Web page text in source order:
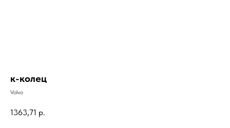
к-колец
Volvo
1363,71 р.